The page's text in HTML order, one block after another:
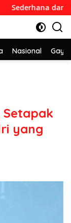
dan
Nasional Gaya
Setapak
yang